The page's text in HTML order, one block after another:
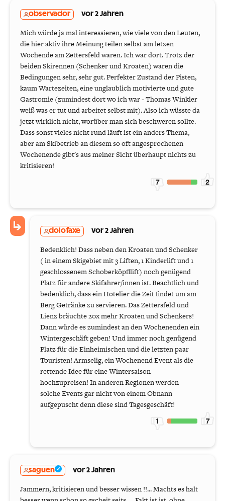
observador vor 2 Jahren
Mich würde ja mal interessieren, wie viele von den Leuten,
die hier aktiv ihre Meinung teilen selbst am letzen
Wochende am Zettersfeld waren. Ich war dort. Trotz der
beiden Skirennen (Schenker und Kroaten) waren die
Bedingungen sehr, sehr gut. Perfekter Zustand der Pisten,
kaum Wartezeiten, eine unglaublich motivierte und gute
Gastromie (zumindest dort wo ich war - Thomas Winkler
weiß was er tut und arbeitet selbst mit). Also ich wüsste da
jetzt wirklich nicht, worüber man sich beschweren sollte.
Dass sonst vieles nicht rund läuft ist ein anders Thema,
aber am Skibetrieb an diesem so oft angesprochenen
Wochenende gibt's aus meiner Sicht überhaupt nichts zu
kritisieren!
7 2
dolofaxe vor 2 Jahren
Bedenklich! Dass neben den Kroaten und Schenker
( in einem Skigebiet mit 3 Liften, 1 Kinderlift und 1
geschlossenem Schoberköpfllift) noch genügend
Platz für andere Skifahrer/innen ist. Beachtlich und
bedenklich, dass ein Hotelier die Zeit findet um am
Berg Getränke zu servieren. Das Zettersfeld und
Lienz bräuchte 20x mehr Kroaten und Schenkers!
Dann würde es zumindest an den Wochenenden ein
Wintergeschäft geben! Und immer noch genügend
Platz für die Einheimischen und die letzten paar
Touristen! Armselig, ein Wochenend Event als die
rettende Idee für eine Wintersaison
hochzupreisen! In anderen Regionen werden
solche Events gar nicht von einem Obnann
aufgepuscht denn diese sind Tagesgeschäft!
1 7
saguen vor 2 Jahren
Jammern, kritisieren und besser wissen !!... Machts es halt